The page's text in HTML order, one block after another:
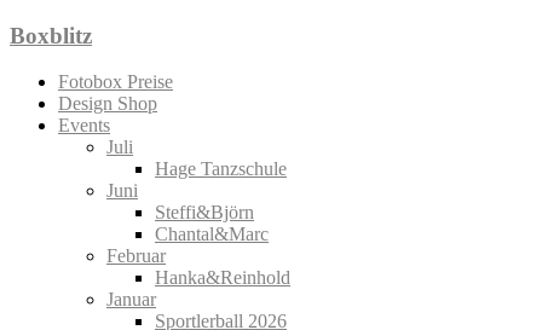
Zum
springen
Boxblitz
Fotobox Preise
Design Shop
Events
Juli
Hage Tanzschule
Juni
Steffi&Björn
Chantal&Marc
Februar
Hanka&Reinhold
Januar
Sportlerball 2026